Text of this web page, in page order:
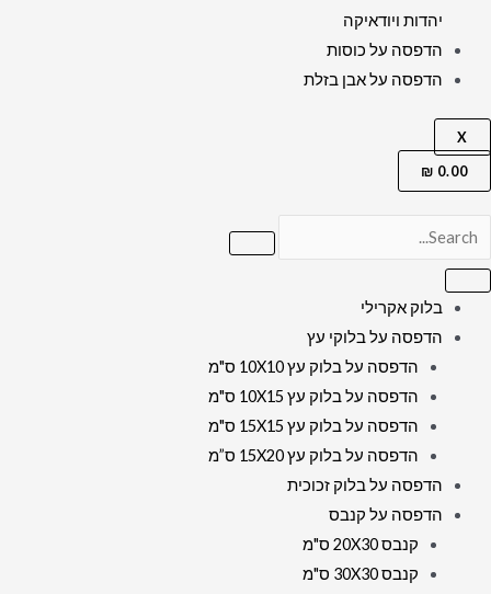
יהדות ויודאיקה
הדפסה על כוסות
הדפסה על אבן בזלת
X
0.00
₪
בלוק אקרילי
הדפסה על בלוקי עץ
הדפסה על בלוק עץ 10X10 ס"מ
הדפסה על בלוק עץ 10X15 ס"מ
הדפסה על בלוק עץ 15X15 ס"מ
הדפסה על בלוק עץ 15X20 ס”מ
הדפסה על בלוק זכוכית
הדפסה על קנבס
קנבס 20X30 ס"מ
קנבס 30X30 ס"מ